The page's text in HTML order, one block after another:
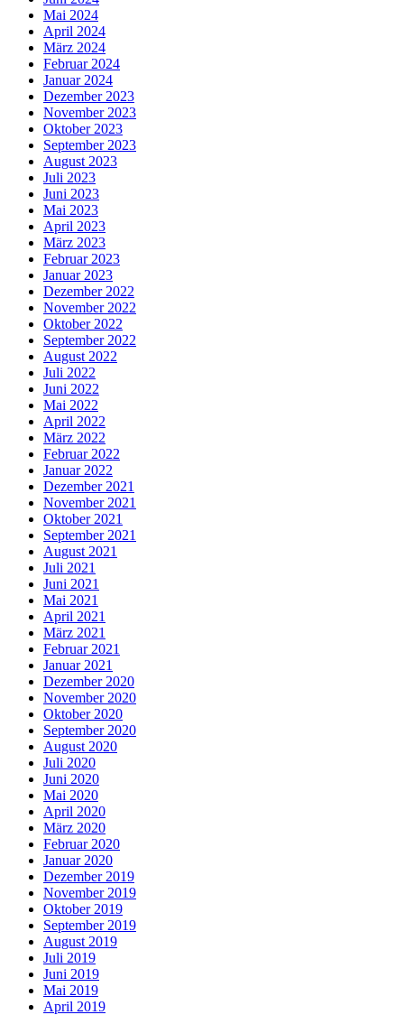
Mai 2024
April 2024
März 2024
Februar 2024
Januar 2024
Dezember 2023
November 2023
Oktober 2023
September 2023
August 2023
Juli 2023
Juni 2023
Mai 2023
April 2023
März 2023
Februar 2023
Januar 2023
Dezember 2022
November 2022
Oktober 2022
September 2022
August 2022
Juli 2022
Juni 2022
Mai 2022
April 2022
März 2022
Februar 2022
Januar 2022
Dezember 2021
November 2021
Oktober 2021
September 2021
August 2021
Juli 2021
Juni 2021
Mai 2021
April 2021
März 2021
Februar 2021
Januar 2021
Dezember 2020
November 2020
Oktober 2020
September 2020
August 2020
Juli 2020
Juni 2020
Mai 2020
April 2020
März 2020
Februar 2020
Januar 2020
Dezember 2019
November 2019
Oktober 2019
September 2019
August 2019
Juli 2019
Juni 2019
Mai 2019
April 2019